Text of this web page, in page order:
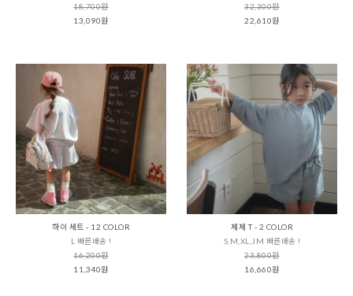
18,700원
13,090원
32,300원
22,610원
하이 세트 - 12 COLOR
L 빠른배송 !
16,200원
11,340원
제제 T - 2 COLOR
S,M,XL,JM 빠른배송 !
23,800원
16,660원